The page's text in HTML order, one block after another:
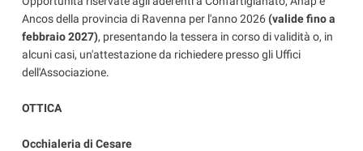
Ancos della provincia di Ravenna per l'anno 2026(valide fino a
febbraio 2027), presentando la tessera in corso di validità o, in
alcuni casi, un'attestazione da richiedere presso gli Uffici
dell'Associazione.
OTTICA
Occhialeria di Cesare